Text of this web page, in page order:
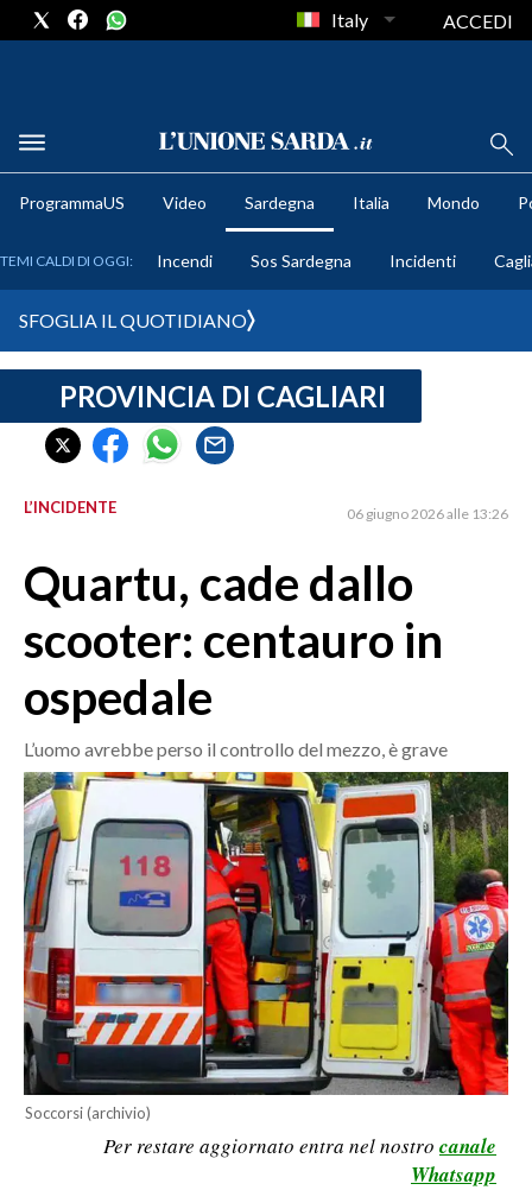
METEO
CRONACA SARDEGNA
CAGLIARI
SULCIS IGLESIENTE
ORISTANO E PROVINCIA
SASSARI E PROVINCIA
GALLURA
NUORO E PROVINCIA
OGLIASTRA
AGENDA
CRONACA
ITALIA
MONDO
POLITICA
ECONOMIA
SERVIZI ALLE IMPRESE
LAVORO
Italy ACCEDI
ProgrammaUS Video Sardegna Italia Mondo
TEMI CALDI DI OGGI: Incendi Sos Sardegna Incidenti
SFOGLIA IL QUOTIDIANO
PROVINCIA DI CAGLIARI
L’INCIDENTE 06 giugno 2026 alle 13:26
Quartu, cade dallo
scooter: centauro in
ospedale
L’uomo avrebbe perso il controllo del mezzo, è grave
Soccorsi (archivio)
Per restare aggiornato entra nel nostro canale
Whatsapp